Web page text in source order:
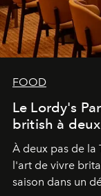
FOOD
Le Lordy's
british à
À deux pas de la
l'art de vivre
saison dans un